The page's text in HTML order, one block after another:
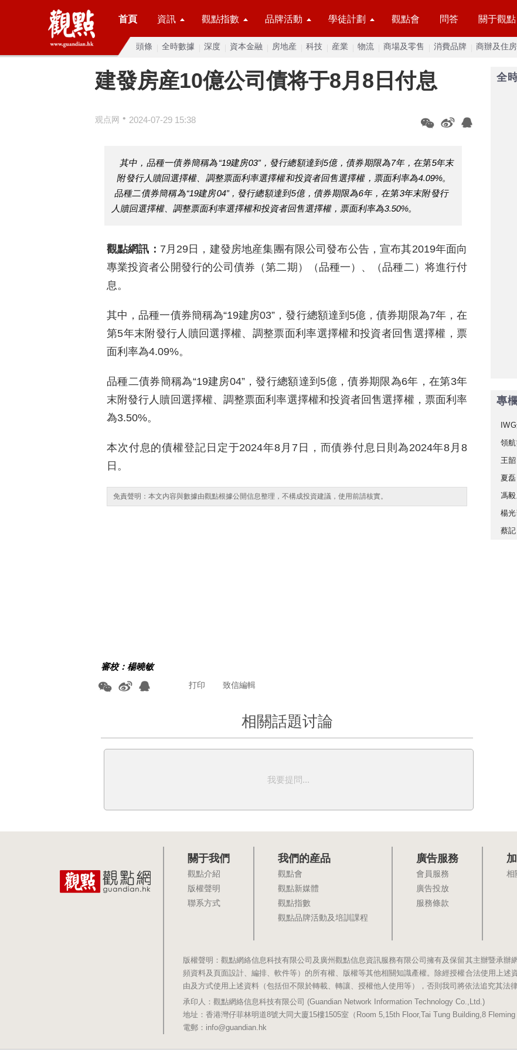
首頁 資訊 觀點指數 品牌活動 學徒計劃 觀點會 問答 關于觀點
頭條 全時數據 深度 資本金融 房地産 科技 産業 物流 商場及零售 消費品牌 商辦及住
建發房産10億公司債将于8月8日付息
观点网 • 2024-07-29 15:38
其中，品種一債券簡稱為“19建房03”，發行總額達到5億，債券期限為7年，在第5年末
附發行人贖回選擇權、調整票面利率選擇權和投資者回售選擇權，票面利率為4.09%。
品種二債券簡稱為“19建房04”，發行總額達到5億，債券期限為6年，在第3年末附發行
人贖回選擇權、調整票面利率選擇權和投資者回售選擇權，票面利率為3.50%。
觀點網訊： 7月29日，建發房地産集團有限公司發布公告，宣布其2019年面向
專業投資者公開發行的公司債券（第二期）（品種一）、（品種二）将進行付
息。
其中，品種一債券簡稱為“19建房03”，發行總額達到5億，債券期限為7年，在
第5年末附發行人贖回選擇權、調整票面利率選擇權和投資者回售選擇權，票
面利率為4.09%。
品種二債券簡稱為“19建房04”，發行總額達到5億，債券期限為6年，在第3年
末附發行人贖回選擇權、調整票面利率選擇權和投資者回售選擇權，票面利率
為3.50%。
本次付息的債權登記日定于2024年8月7日，而債券付息日則為2024年8月8
日。
免責聲明：本文内容與數據由觀點根據公開信息整理，不構成投資建議，使用前請核實。
審校：楊曉敏
致信編輯
打印
相關話題讨論
我要提問...
全
專欄
領
王
夏
馮
楊
蔡
關于我們
觀點介紹
版權聲明
聯系方式
我們的産品
觀點會
觀點新媒體
觀點指數
觀點品牌活動及培訓課程
廣告服務
會員服務
廣告投放
服務條款
相
版權聲明：觀點網絡信息科技有限公司及廣州觀點信息資訊服務有限公司擁有及保留其主辦暨承
頻資料及頁面設計、編排、軟件等）的所有權、版權等其他相關知識產權。除經授權合法使用上
由及方式使用上述資料（包括但不限於轉載、轉讓、授權他人使用等），否則我司將依法追究其法
承印人：觀點網絡信息科技有限公司 (Guandian Network Information Technology Co.,Ltd.)
地址：香港灣仔菲林明道8號大同大廈15樓1505室（Room 5,15th Floor,Tai Tung Building,8
電郵：info@guandian.hk